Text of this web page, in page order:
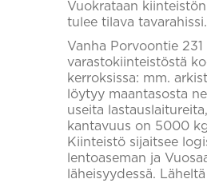
Vuokrataan
tulee tilava tavarahissi.
Vanha Porvoontie
varastokiinteistöstä
kerroksissa: mm.
löytyy maantasosta
useita
kantavuus on 5000
Kiinteistö sijaitsee
lentoaseman ja
läheisyydessä.